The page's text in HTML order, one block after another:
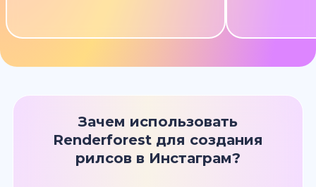
Зачем использовать
Renderforest для создания
рилсов в Инстаграм?